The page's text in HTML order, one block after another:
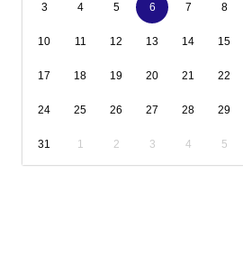
3 4 5 6 7 8
10 11 12 13 14 15
17 18 19 20 21 22
24 25 26 27 28 29
31 1 2 3 4 5